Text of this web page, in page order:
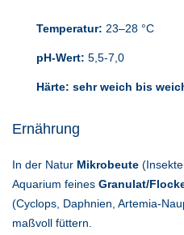
Temperatur: 23–28 °C
pH-Wert: 5,5-7,0
Härte: sehr weich bis
Ernährung
In der Natur Mikrobeute
Aquarium feines Granulat/
(Cyclops, Daphnien, Artemia-
maßvoll füttern.